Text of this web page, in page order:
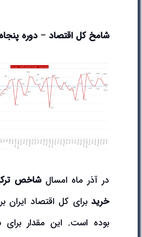
شامخ کل اقتصاد – دوره پنجاه
در آذر ماه امسالشاخص
خرید
بوده است. این مقدار